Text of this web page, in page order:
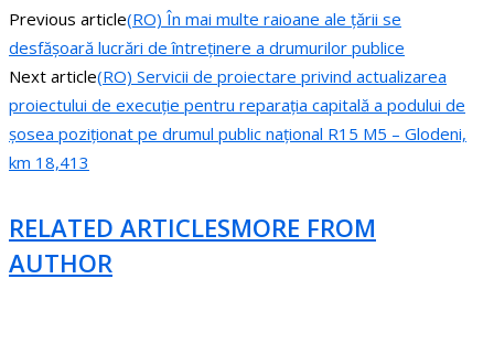
Share
Previous article(RO) În mai multe raioane ale țării se
desfășoară lucrări de întreținere a drumurilor publice
Next article(RO) Servicii de proiectare privind actualizarea
proiectului de execuție pentru reparația capitală a podului de
șosea poziționat pe drumul public național R15 M5 – Glodeni,
km 18,413
RELATED ARTICLESMORE FROM
AUTHOR